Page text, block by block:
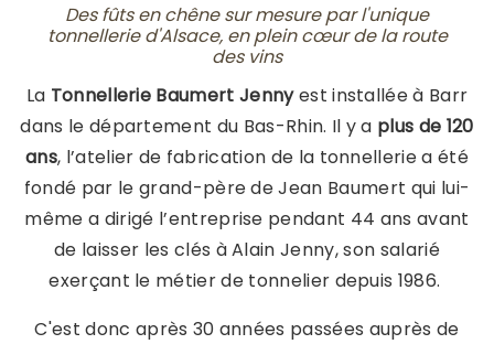
Des fûts en chêne sur mesure par l'unique
tonnellerie d'Alsace, en plein cœur de la route
des vins
La Tonnellerie Baumert Jennyest installée à Barr
dans le département du Bas-Rhin. Il y a plus de 120
ans, l’atelier de fabrication de la tonnellerie a été
fondé par le grand-père de Jean Baumert qui lui-
même a dirigé l’entreprise pendant 44 ans avant
de laisser les clés à Alain Jenny, son salarié
exerçant le métier de tonnelier depuis 1986.
C'est donc après 30 années passées auprès de